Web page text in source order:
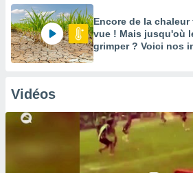
Encore de la
vue ! Mais jusqu'où
grimper ? Voici nos
Vidéos